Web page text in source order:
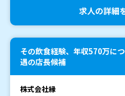
求人の詳細
その飲食経験、年収570万に
遇の店長候補
株式会社縁